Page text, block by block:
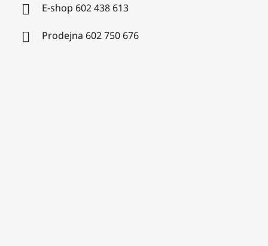
E-shop 602 438 613
Prodejna 602 750 676